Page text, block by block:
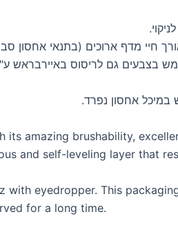
חיי מדף ארוכים (בתנאי אחסון
בצבעים גם לריסוס באיירבראש
אחסון נפרד.
amazing brushability,
and self-leveling layer that
eyedropper. This
for a long time.